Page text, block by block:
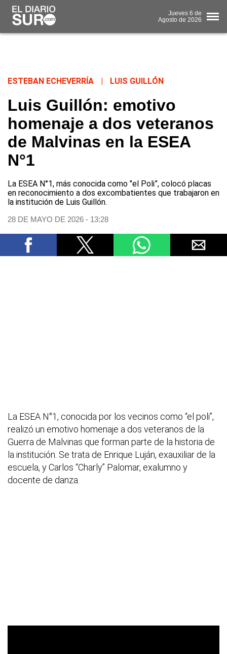
Jueves 6 de
Agosto de 2026
ESTEBAN ECHEVERRÍA LUIS GUILLÓN
Luis Guillón: emotivo
homenaje a dos veteranos
de Malvinas en la ESEA
N°1
La ESEA N°1, más conocida como "el Poli”, colocó placas
en reconocimiento a dos excombatientes que trabajaron en
la institución de Luis Guillón.
28 DE MAYO DE 2026 - 13:28
La ESEA N°1, conocida por los vecinos como “el poli”,
realizó un emotivo homenaje a dos veteranos de la
Guerra de Malvinas que forman parte de la historia de
la institución. Se trata de Enrique Luján, exauxiliar de la
escuela, y Carlos “Charly” Palomar, exalumno y
docente de danza.